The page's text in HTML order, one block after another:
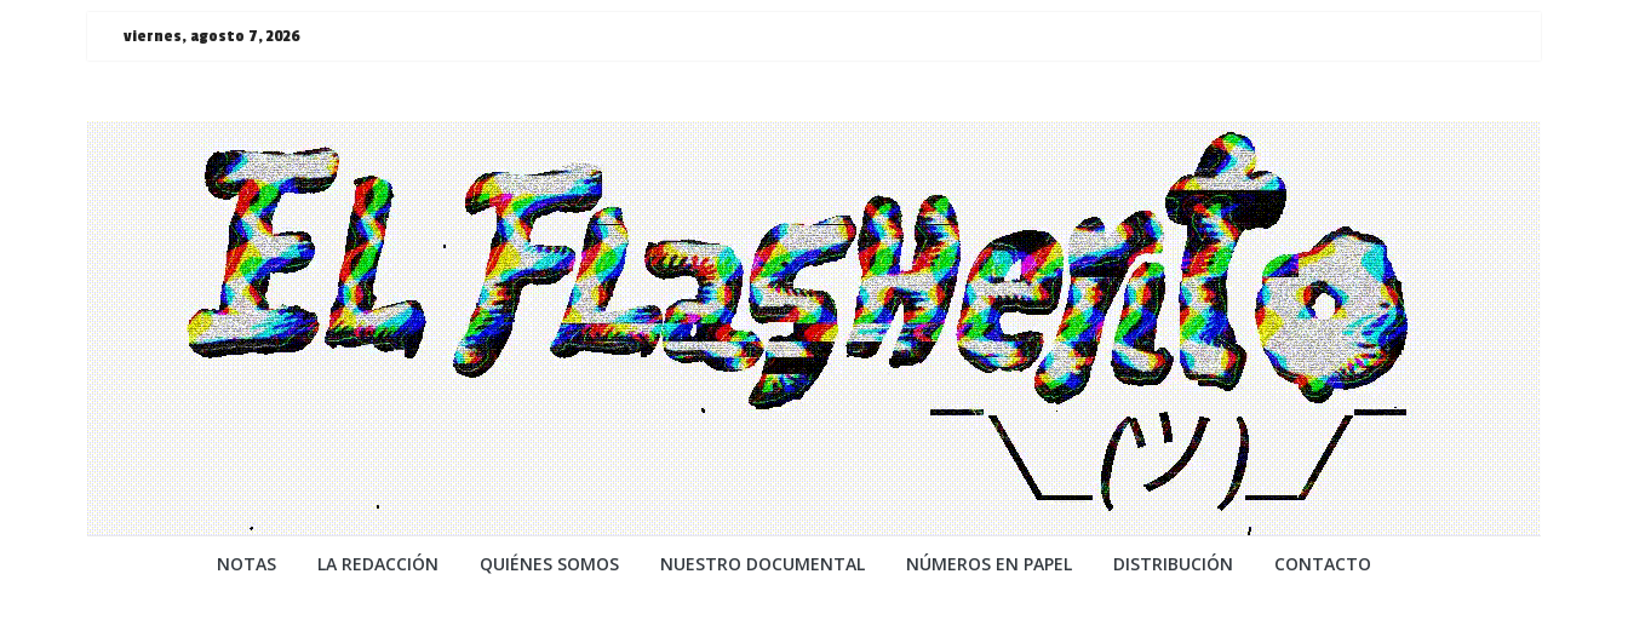
Saltarviernes, agosto 7, 2026
¯\_(ツ)_/
¯
NOTAS LA REDACCIÓN QUIÉNES SOMOS NUESTRO DOCUMENTAL NÚMEROS EN PAPEL DISTRIBUCIÓN CONTACTO